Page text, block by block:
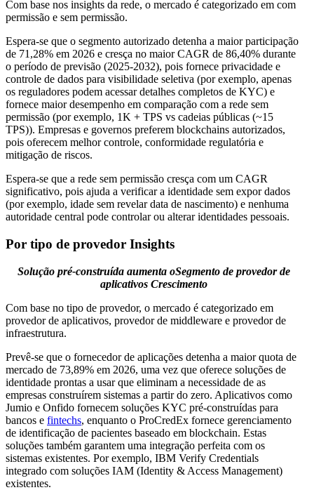
Com base nos insights da rede, o mercado é categorizado em com
permissão e sem permissão.
Espera-se que o segmento autorizado detenha a maior participação
de 71,28% em 2026 e cresça no maior CAGR de 86,40% durante
o período de previsão (2025-2032), pois fornece privacidade e
controle de dados para visibilidade seletiva (por exemplo, apenas
os reguladores podem acessar detalhes completos de KYC) e
fornece maior desempenho em comparação com a rede sem
permissão (por exemplo, 1K + TPS vs cadeias públicas (~15
TPS)). Empresas e governos preferem blockchains autorizados,
pois oferecem melhor controle, conformidade regulatória e
mitigação de riscos.
Espera-se que a rede sem permissão cresça com um CAGR
significativo, pois ajuda a verificar a identidade sem expor dados
(por exemplo, idade sem revelar data de nascimento) e nenhuma
autoridade central pode controlar ou alterar identidades pessoais.
Por tipo de provedor Insights
Solução pré-construída aumenta oSegmento de provedor de
aplicativos Crescimento
Com base no tipo de provedor, o mercado é categorizado em
provedor de aplicativos, provedor de middleware e provedor de
infraestrutura.
Prevê-se que o fornecedor de aplicações detenha a maior quota de
mercado de 73,89% em 2026, uma vez que oferece soluções de
identidade prontas a usar que eliminam a necessidade de as
empresas construírem sistemas a partir do zero. Aplicativos como
Jumio e Onfido fornecem soluções KYC pré-construídas para
bancos e fintechs, enquanto o ProCredEx fornece gerenciamento
de identificação de pacientes baseado em blockchain. Estas
soluções também garantem uma integração perfeita com os
sistemas existentes. Por exemplo, IBM Verify Credentials
integrado com soluções IAM (Identity & Access Management)
existentes.